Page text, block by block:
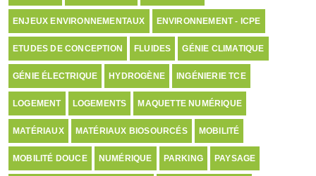
ENJEUX ENVIRONNEMENTAUX ENVIRONNEMENT - ICPE
ETUDES DE CONCEPTION FLUIDES GÉNIE CLIMATIQUE
GÉNIE ÉLECTRIQUE HYDROGÈNE INGÉNIERIE TCE
LOGEMENT LOGEMENTS MAQUETTE NUMÉRIQUE
MATÉRIAUX MATÉRIAUX BIOSOURCÉS MOBILITÉ
MOBILITÉ DOUCE NUMÉRIQUE PARKING PAYSAGE